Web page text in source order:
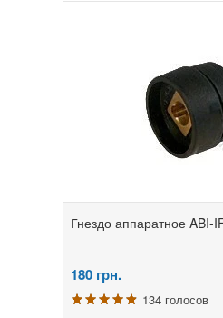
Гнездо аппаратное ABI-
180 грн.
134 голосов